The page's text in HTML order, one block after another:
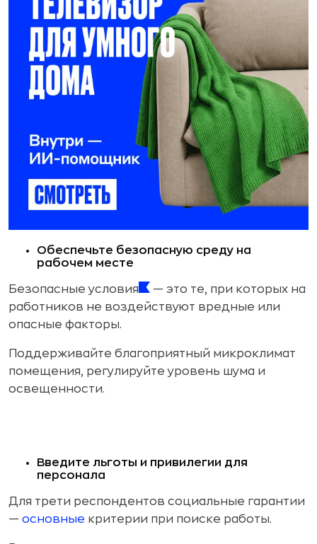
Обеспечьте безопасную среду на
рабочем месте
Безопасные условия
— это те, при которых на
работников не воздействуют вредные или
опасные факторы.
Поддерживайте благоприятный микроклимат
помещения, регулируйте уровень шума и
освещенности.
Введите льготы и привилегии для
персонала
Для трети респондентов социальные гарантии
— основные критерии при поиске работы.